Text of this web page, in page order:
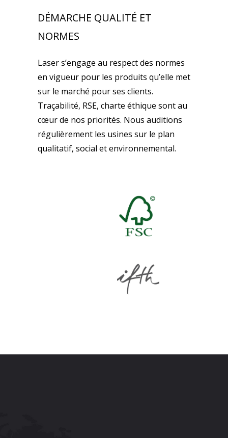
DÉMARCHE QUALITÉ ET
NORMES
Laser s’engage au respect des normes
en vigueur pour les produits qu’elle met
sur le marché pour ses clients.
Traçabilité, RSE, charte éthique sont au
cœur de nos priorités. Nous auditions
régulièrement les usines sur le plan
qualitatif, social et environnemental.